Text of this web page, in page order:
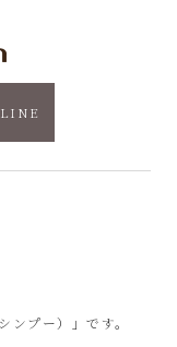
LINE
プー）」です。